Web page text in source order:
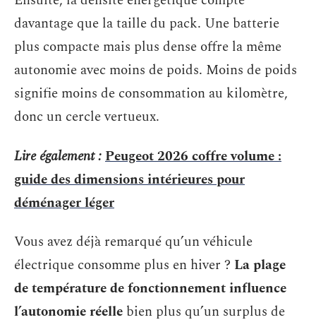
davantage que la taille du pack. Une batterie
plus compacte mais plus dense offre la même
autonomie avec moins de poids. Moins de poids
signifie moins de consommation au kilomètre,
donc un cercle vertueux.
Lire également :Peugeot 2026 coffre volume :
guide des dimensions intérieures pour
déménager léger
Vous avez déjà remarqué qu’un véhicule
électrique consomme plus en hiver ? La plage
de température de fonctionnement influence
l’autonomie réelle bien plus qu’un surplus de